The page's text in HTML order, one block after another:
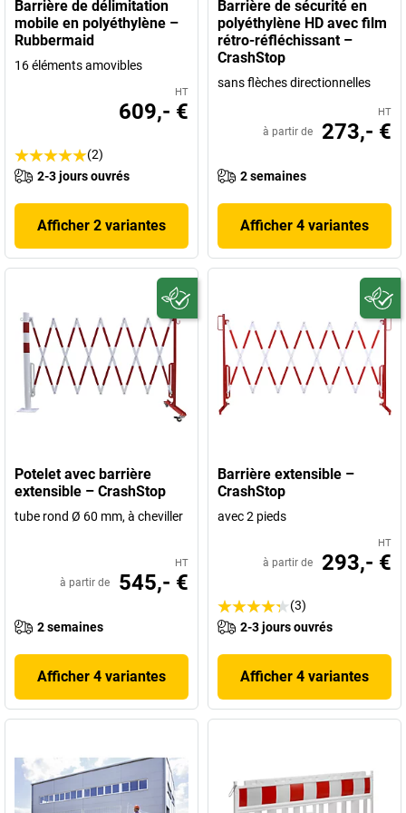
Barrière de délimitation
mobile en polyéthylène –
Rubbermaid
16 éléments amovibles
HT
609,- €
(2)
2-3 jours ouvrés
Afficher 2 variantes
Barrière de sécurité en
polyéthylène HD avec film
rétro-réfléchissant –
CrashStop
sans flèches directionnelles
HT
à partir de 273,- €
2 semaines
Afficher 4 variantes
Potelet avec barrière
extensible – CrashStop
tube rond Ø 60 mm, à cheviller
HT
à partir de 545,- €
2 semaines
Afficher 4 variantes
Barrière extensible –
CrashStop
avec 2 pieds
HT
à partir de 293,- €
(3)
2-3 jours ouvrés
Afficher 4 variantes